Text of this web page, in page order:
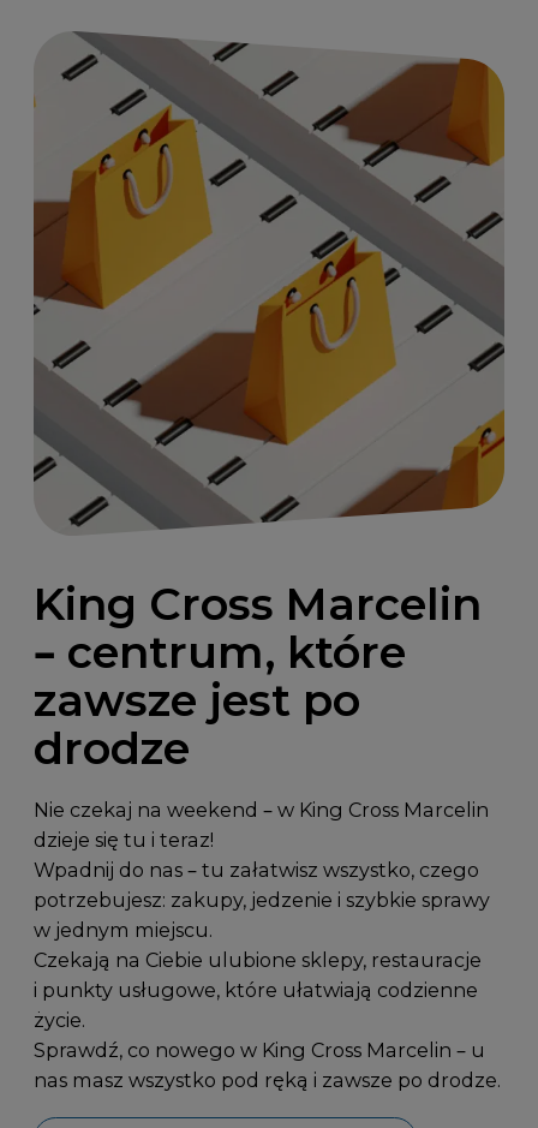
King Cross Marcelin
– centrum, które
zawsze jest po
drodze
Nie czekaj na weekend – w King Cross Marcelin
dzieje się tu i teraz!
Wpadnij do nas – tu załatwisz wszystko, czego
potrzebujesz: zakupy, jedzenie i szybkie sprawy
w jednym miejscu.
Czekają na Ciebie ulubione sklepy, restauracje
i punkty usługowe, które ułatwiają codzienne
życie.
Sprawdź, co nowego w King Cross Marcelin – u
nas masz wszystko pod ręką i zawsze po drodze.